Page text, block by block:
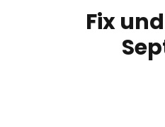
Fix